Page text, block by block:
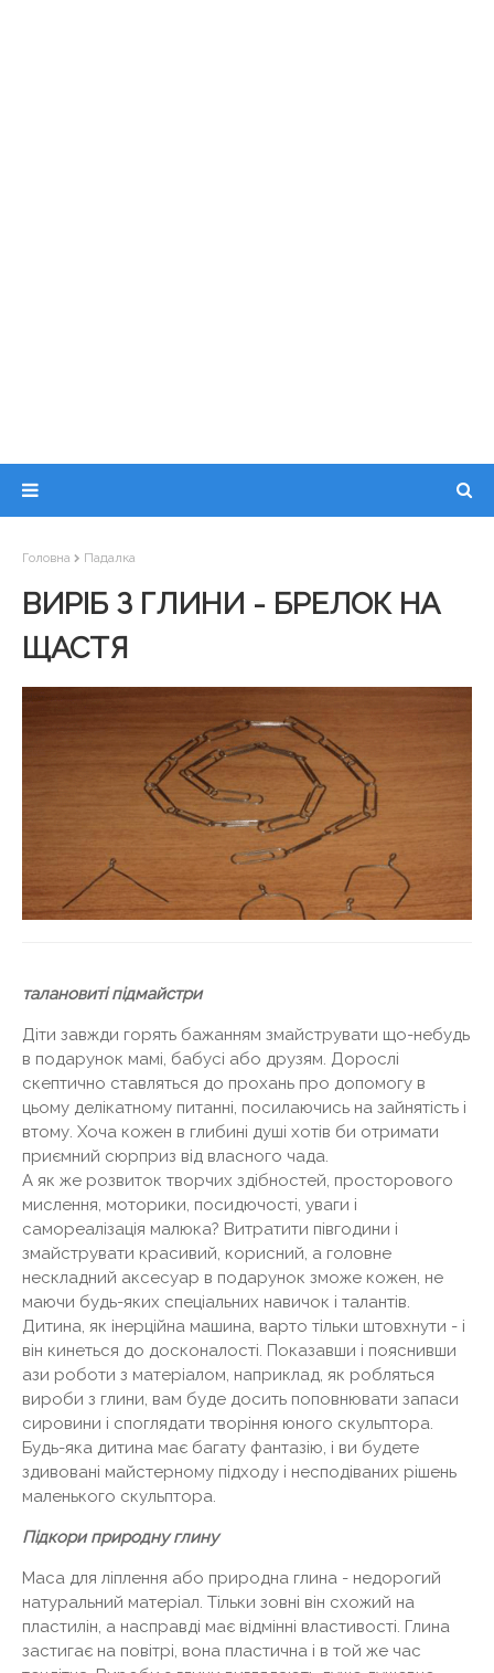
Головна Падалка
ВИРІБ З ГЛИНИ - БРЕЛОК НА
ЩАСТЯ
талановиті підмайстри
Діти завжди горять бажанням змайструвати що-небудь
в подарунок мамі, бабусі або друзям. Дорослі
скептично ставляться до прохань про допомогу в
цьому делікатному питанні, посилаючись на зайнятість і
втому. Хоча кожен в глибині душі хотів би отримати
приємний сюрприз від власного чада.
А як же розвиток творчих здібностей, просторового
мислення, моторики, посидючості, уваги і
самореалізація малюка? Витратити півгодини і
змайструвати красивий, корисний, а головне
нескладний аксесуар в подарунок зможе кожен, не
маючи будь-яких спеціальних навичок і талантів.
Дитина, як інерційна машина, варто тільки штовхнути - і
він кинеться до досконалості. Показавши і пояснивши
ази роботи з матеріалом, наприклад, як робляться
вироби з глини, вам буде досить поповнювати запаси
сировини і споглядати творіння юного скульптора.
Будь-яка дитина має багату фантазію, і ви будете
здивовані майстерному підходу і несподіваних рішень
маленького скульптора.
Підкори природну глину
Маса для ліплення або природна глина - недорогий
натуральний матеріал. Тільки зовні він схожий на
пластилін, а насправді має відмінні властивості. Глина
застигає на повітрі, вона пластична і в той же час